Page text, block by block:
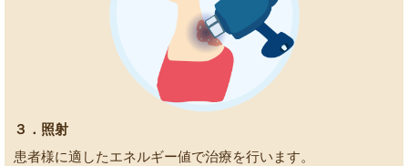
３．照射
患者様に適したエネルギー値で治療を行います。